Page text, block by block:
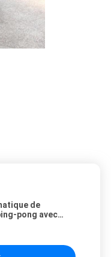
de
pong avec